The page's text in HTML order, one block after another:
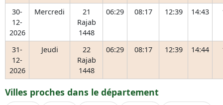
30-
12-
2026
Mercredi
21
Rajab
1448
06:29 08:17 12:39 14:43
31-
12-
2026
Jeudi
22
Rajab
1448
06:29 08:17 12:39 14:44
Villes proches dans le département